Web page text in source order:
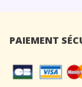
PAIEMENT